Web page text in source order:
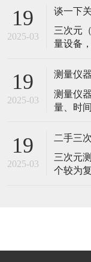
介绍一
针描法
直接在
被测表
种移动通
19
2025-03
三次元
量设备
断电源
造成伤
其他人
防护手套
19
2025-03
测量仪
量、时
介绍一
尺、千
测量物
19
2025-03
三次元
个较为
果标尺
准确或